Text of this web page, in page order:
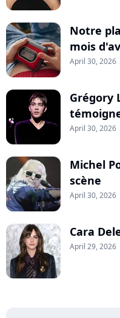
Notre
mois
April 30, 2026
Grégory
April 30, 2026
Michel
scène
April 30, 2026
Cara
April 29, 2026